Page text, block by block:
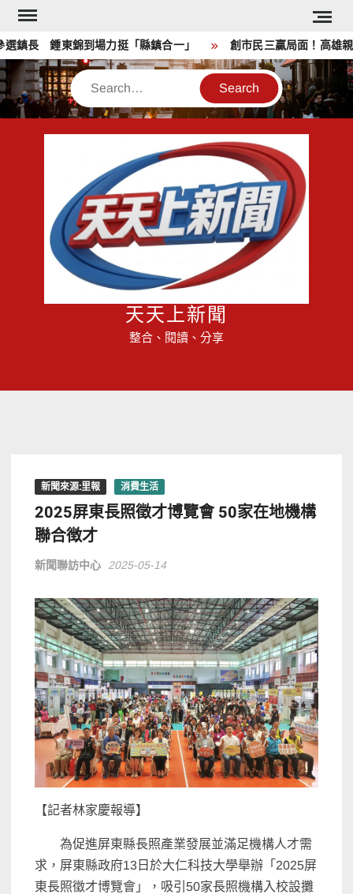
Skip
content長 鍾東錦到場力挺「縣鎮合一」 創市民三贏局面！高雄親
Search
天天上新聞
整合、閱讀、分享
新聞來源:里報 消費生活
2025屏東長照徵才博覽會 50家在地機構
聯合徴才
新聞聯訪中心 2025-05-14
【記者林家慶報導】
為促進屏東縣長照產業發展並滿足機構人才需
求，屏東縣政府13日於大仁科技大學舉辦「2025屏
東長照徵才博覽會」，吸引50家長照機構入校設攤